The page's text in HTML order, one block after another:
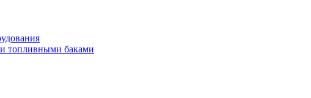
топливными баками